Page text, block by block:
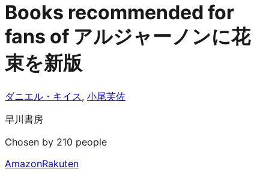
Books recommended for
fans of アルジャーノンに花
束を新版
ダニエル・キイス, 小尾芙佐
早川書房
Chosen by 210 people
AmazonRakuten